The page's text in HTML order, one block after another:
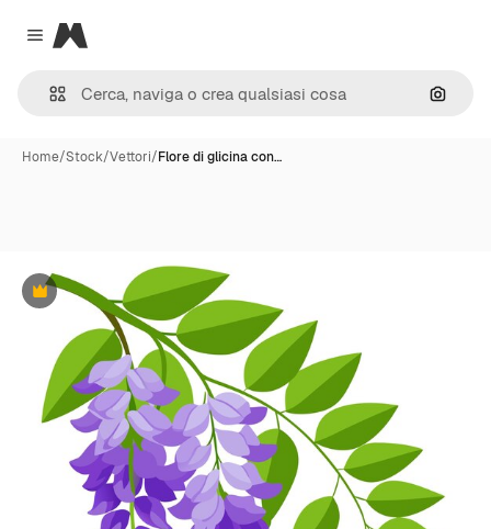
Close menu
Magnific
Cerca
Home/Stock/Vettori/Flore di glicina con…
Premium